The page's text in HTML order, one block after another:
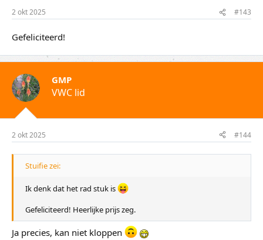
2 okt 2025 #143
Gefeliciteerd!
GMP
VWC lid
2 okt 2025 #144
Stuifie zei:
Ik denk dat het rad stuk is
Gefeliciteerd! Heerlijke prijs zeg.
Ja precies, kan niet kloppen